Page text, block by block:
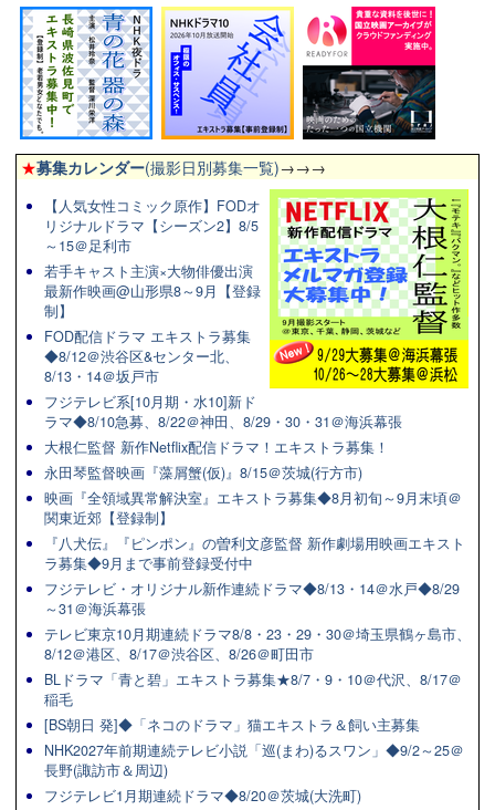
★募集カレンダー(撮影日別募集一覧)→→→
【人気女性コミック原作】FODオ
リジナルドラマ【シーズン2】8/5
～15＠足利市
若手キャスト主演×大物俳優出演
最新作映画@山形県8～9月【登録
制】
FOD配信ドラマ エキストラ募集
◆8/12＠渋谷区&センター北、
8/13・14＠坂戸市
フジテレビ系[10月期・水10]新ド
ラマ◆8/10急募、8/22＠神田、8/29・30・31＠海浜幕張
大根仁監督 新作Netflix配信ドラマ！エキストラ募集！
永田琴監督映画『藻屑蟹(仮)』8/15＠茨城(行方市)
映画『全領域異常解決室』エキストラ募集◆8月初旬～9月末頃＠
関東近郊【登録制】
『八犬伝』『ピンポン』の曽利文彦監督 新作劇場用映画エキスト
ラ募集◆9月まで事前登録受付中
フジテレビ・オリジナル新作連続ドラマ◆8/13・14＠水戸◆8/29
～31＠海浜幕張
テレビ東京10月期連続ドラマ8/8・23・29・30＠埼玉県鶴ヶ島市、
8/12＠港区、8/17＠渋谷区、8/26＠町田市
BLドラマ「青と碧」エキストラ募集★8/7・9・10＠代沢、8/17＠
稲毛
[BS朝日 発]◆「ネコのドラマ」猫エキストラ＆飼い主募集
NHK2027年前期連続テレビ小説「巡(まわ)るスワン」◆9/2～25＠
長野(諏訪市＆周辺)
フジテレビ1月期連続ドラマ◆8/20＠茨城(大洗町)